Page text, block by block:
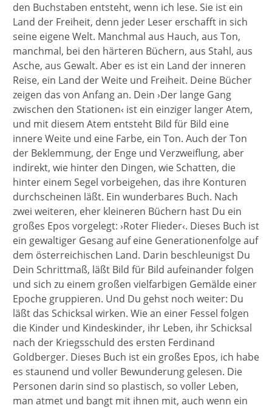
den Buchstaben entsteht, wenn ich lese. Sie ist ein
Land der Freiheit, denn jeder Leser erschafft in sich
seine eigene Welt. Manchmal aus Hauch, aus Ton,
manchmal, bei den härteren Büchern, aus Stahl, aus
Asche, aus Gewalt. Aber es ist ein Land der inneren
Reise, ein Land der Weite und Freiheit. Deine Bücher
zeigen das von Anfang an. Dein ›Der lange Gang
zwischen den Stationen‹ ist ein einziger langer Atem,
und mit diesem Atem entsteht Bild für Bild eine
innere Weite und eine Farbe, ein Ton. Auch der Ton
der Beklemmung, der Enge und Verzweiflung, aber
indirekt, wie hinter den Dingen, wie Schatten, die
hinter einem Segel vorbeigehen, das ihre Konturen
durchscheinen läßt. Ein wunderbares Buch. Nach
zwei weiteren, eher kleineren Büchern hast Du ein
großes Epos vorgelegt: ›Roter Flieder‹. Dieses Buch ist
ein gewaltiger Gesang auf eine Generationenfolge auf
dem österreichischen Land. Darin beschleunigst Du
Dein Schrittmaß, läßt Bild für Bild aufeinander folgen
und sich zu einem großen vielfarbigen Gemälde einer
Epoche gruppieren. Und Du gehst noch weiter: Du
läßt das Schicksal wirken. Wie an einer Fessel folgen
die Kinder und Kindeskinder, ihr Leben, ihr Schicksal
nach der Kriegsschuld des ersten Ferdinand
Goldberger. Dieses Buch ist ein großes Epos, ich habe
es staunend und voller Bewunderung gelesen. Die
Personen darin sind so plastisch, so voller Leben,
man atmet und bangt mit ihnen mit, auch wenn ein